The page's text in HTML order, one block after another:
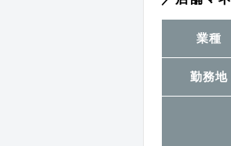
業種
勤務地